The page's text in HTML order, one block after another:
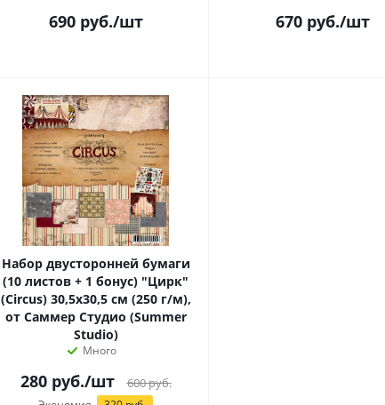
690руб./шт 670руб./шт
Набор двусторонней бумаги
(10 листов + 1 бонус) "Цирк"
(Circus) 30,5х30,5 см (250 г/м),
от Саммер Студио (Summer
Studio)
Много
280руб./шт 600руб.